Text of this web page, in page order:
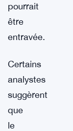
pourrait
être
entravée.
Certains
analystes
suggèrent
que
le